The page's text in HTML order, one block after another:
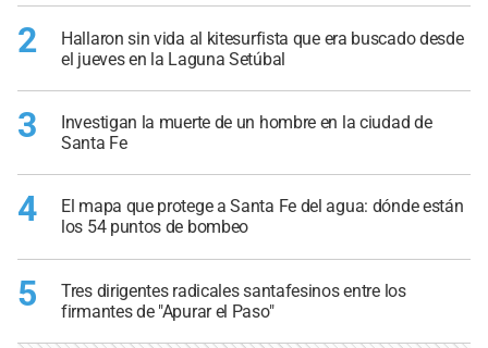
2
Hallaron sin vida al kitesurfista que era buscado desde
el jueves en la Laguna Setúbal
3
Investigan la muerte de un hombre en la ciudad de
Santa Fe
4
El mapa que protege a Santa Fe del agua: dónde están
los 54 puntos de bombeo
5
Tres dirigentes radicales santafesinos entre los
firmantes de "Apurar el Paso"